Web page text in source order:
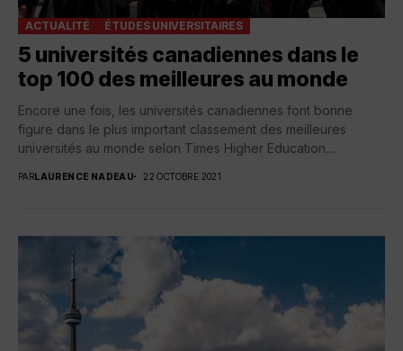
ACTUALITÉ ÉTUDES UNIVERSITAIRES
5 universités canadiennes dans le
top 100 des meilleures au monde
Encore une fois, les universités canadiennes font bonne
figure dans le plus important classement des meilleures
universités au monde selon Times Higher Education....
PARLAURENCE NADEAU 22 OCTOBRE 2021